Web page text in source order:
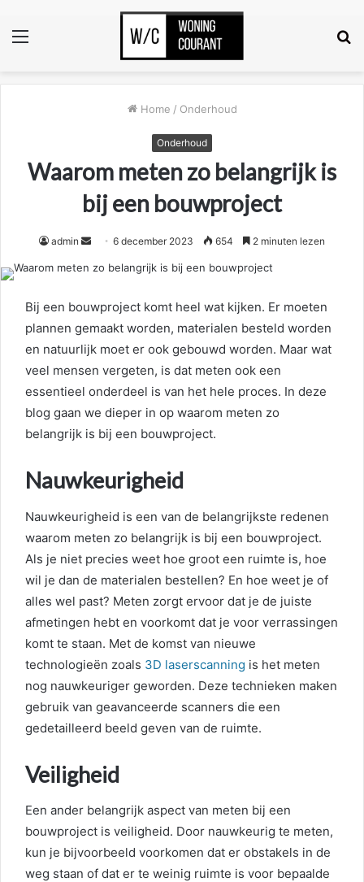
Menu
Home / Onderhoud
Onderhoud
Waarom meten zo belangrijk is
bij een bouwproject
admin
Send6 december 2023 654 2 minuten lezen
Bij een bouwproject komt heel wat kijken. Er moeten
plannen gemaakt worden, materialen besteld worden
en natuurlijk moet er ook gebouwd worden. Maar wat
veel mensen vergeten, is dat meten ook een
essentieel onderdeel is van het hele proces. In deze
blog gaan we dieper in op waarom meten zo
belangrijk is bij een bouwproject.
Nauwkeurigheid
Nauwkeurigheid is een van de belangrijkste redenen
waarom meten zo belangrijk is bij een bouwproject.
Als je niet precies weet hoe groot een ruimte is, hoe
wil je dan de materialen bestellen? En hoe weet je of
alles wel past? Meten zorgt ervoor dat je de juiste
afmetingen hebt en voorkomt dat je voor verrassingen
komt te staan. Met de komst van nieuwe
technologieën zoals 3D laserscanning is het meten
nog nauwkeuriger geworden. Deze technieken maken
gebruik van geavanceerde scanners die een
gedetailleerd beeld geven van de ruimte.
Veiligheid
Een ander belangrijk aspect van meten bij een
bouwproject is veiligheid. Door nauwkeurig te meten,
kun je bijvoorbeeld voorkomen dat er obstakels in de
weg staan of dat er te weinig ruimte is voor bepaalde